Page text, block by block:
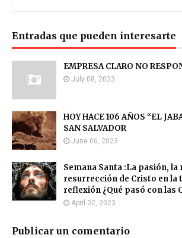
Entradas que pueden interesarte
EMPRESA CLARO NO
July 08, 2023
HOY HACE 106 AÑOS “EL
SAN SALVADOR
June 06, 2023
Semana Santa :La pasión, la
resurrección de Cristo en la
reflexión ¿Qué pasó con las
April 02, 2023
Publicar un comentario